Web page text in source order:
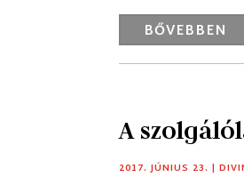
BŐVEBBEN
A
2017. JÚNIUS 23. |